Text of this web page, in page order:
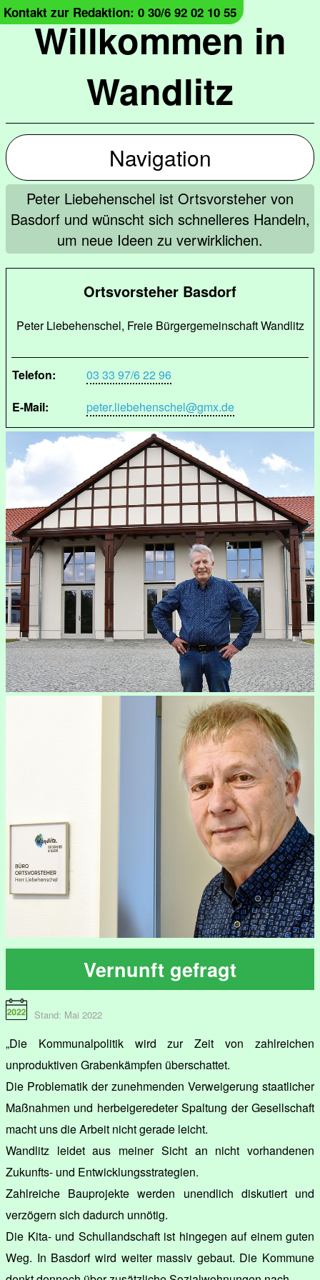
Willkommen in
Wandlitz
Kontakt zur Redaktion: 0 30/6 92 02 10 55
Navigation
Peter Liebehenschel ist Ortsvorsteher von
Basdorf und wünscht sich schnelleres Handeln,
um neue Ideen zu verwirklichen.
Ortsvorsteher Basdorf
Peter Liebehenschel, Freie Bürgergemeinschaft Wandlitz
Telefon:
03 33 97/6 22 96
E-Mail:
peter.liebehenschel@gmx.de
Vernunft gefragt
Stand: Mai 2022
„Die Kommunalpolitik wird zur Zeit von zahlreichen
unproduktiven Grabenkämpfen überschattet.
Die Problematik der zunehmenden Verweigerung staatlicher
Maßnahmen und herbeigeredeter Spaltung der Gesellschaft
macht uns die Arbeit nicht gerade leicht.
Wandlitz leidet aus meiner Sicht an nicht vorhandenen
Zukunfts- und Entwicklungsstrategien.
Zahlreiche Bauprojekte werden unendlich diskutiert und
verzögern sich dadurch unnötig.
Die Kita- und Schullandschaft ist hingegen auf einem guten
Weg. In Basdorf wird weiter massiv gebaut. Die Kommune